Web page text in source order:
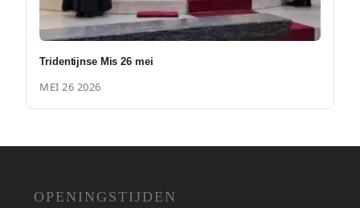
Tridentijnse Mis 26 mei
MEI 26 2026
OPENINGSTIJDEN